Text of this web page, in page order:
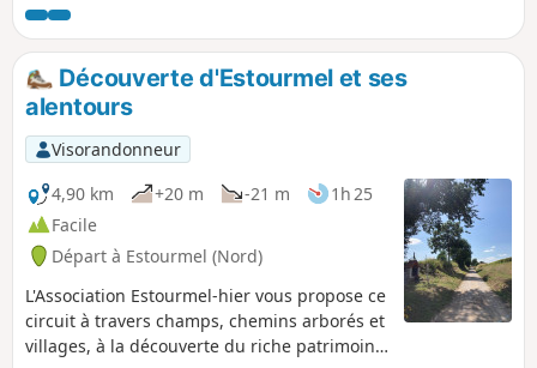
paysage où se mêlent champs ondoyants, haies champêtres
et silhouettes de censes. Chaque étape révèle son propre
charme : l’authenticité des villages, la quiétude des sentiers,
la richesse des panoramas. Ce parcours est une invitation à
savourer la douceur de la campagne cambrésienne, à
respirer profondément et à se laisser porter par le rythme
apaisant de la marche.
Découverte d'Estourmel et ses
alentours
Visorandonneur
4,90 km
+20 m -21 m
1h 25
Facile
Départ à Estourmel (Nord)
L'Association Estourmel-hier vous propose ce
circuit à travers champs, chemins arborés et
villages, à la découverte du riche patrimoine